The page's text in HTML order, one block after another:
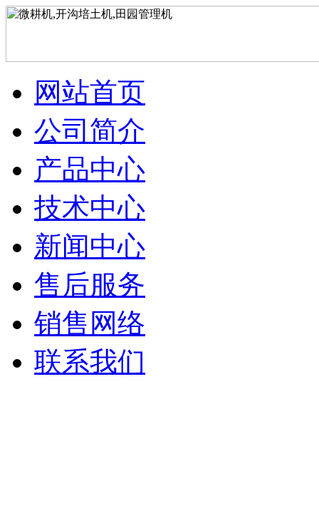
网站首页
公司简介
产品中心
技术中心
新闻中心
售后服务
销售网络
联系我们